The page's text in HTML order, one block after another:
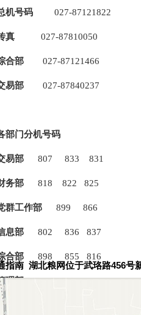
机号码 027-87121822
真 027-87810050
合部 027-87121466
易部 027-87840237
部门分机号码
易部 807 833 831
务部 818 822 825
群工作部 899 866
息部 802 836 837
合部 898 855 816
理部 868
指南 湖北粮网位于武珞路456号